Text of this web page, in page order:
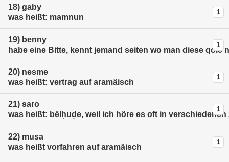
18) gaby
was heißt: mamnun
1
19) benny
habe eine Bitte, kennt jemand seiten wo man diese
1
20) nesme
was heißt: vertrag auf aramäisch
1
21) saro
was heißt: bëlḥuḏe, weil ich höre es oft in
1
22) musa
was heißt vorfahren auf aramäisch
1